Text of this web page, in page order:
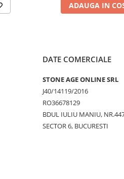
ADAUGA IN
DATE COMERCIALE
STONE AGE ONLINE SRL
J40/14119/2016
RO36678129
BDUL IULIU MANIU,
SECTOR 6, BUCURESTI